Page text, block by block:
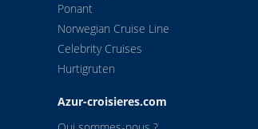
Ponant
Norwegian Cruise Line
Celebrity Cruises
Hurtigruten
Azur-croisieres.com